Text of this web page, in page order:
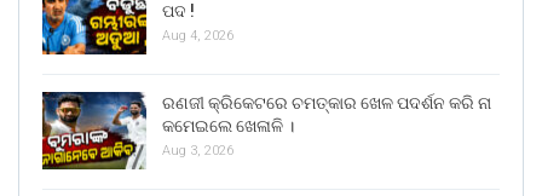
ପଦ !
Aug 4, 2026
ରଣଜୀ କ୍ରିକେଟରେ ଚମତ୍କାର ଖେଳ ପଦର୍ଶନ କରି ନା
କମେଇଲେ ଖେଳାଳି ।
Aug 3, 2026